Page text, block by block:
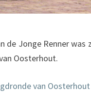
de Jonge Renner
Oosterhout.
van